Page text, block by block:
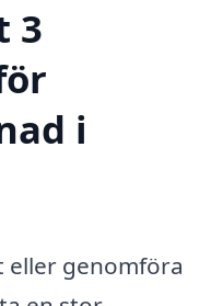
3
i
genomföra